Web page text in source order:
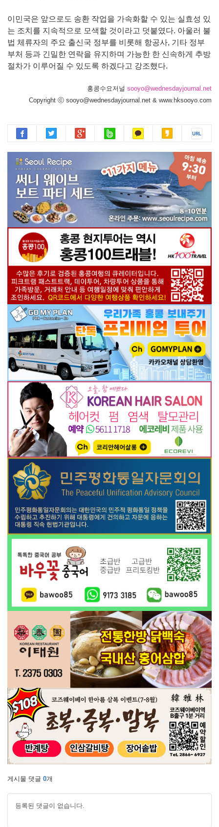
이민국은 앞으로도 송환 작업을 가속화할 수 있는 실효성 있
는 조치를 지속적으로 모색할 것이라고 덧붙였다. 아울러 불
법 체류자의 주요 출신국 정부를 비롯해 항공사, 기타 정부
부처 등과 긴밀한 연락을 유지하며 가능한 한 신속하게 추방
절차가 이루어질 수 있도록 하겠다고 강조했다.
홍콩수요저널 sooyo@wednesdayjournal.net
Copyright ⓒ sooyo@wednesdayjournal.net & www.hksooyo.com
게시물 댓글 0개
등록된 댓글이 없습니다.